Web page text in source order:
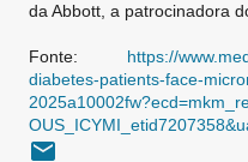
da Abbott, a patrocinadora
Fonte: https://
diabetes-patients-face-